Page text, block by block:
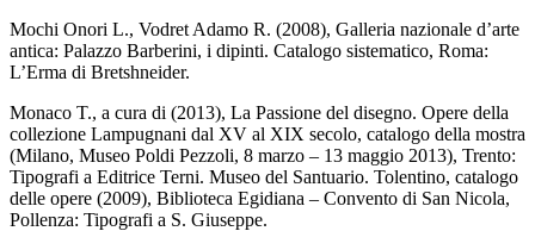
Mochi Onori L., Vodret Adamo R. (2008), Galleria nazionale d’arte
antica: Palazzo Barberini, i dipinti. Catalogo sistematico, Roma:
L’Erma di Bretshneider.
Monaco T., a cura di (2013), La Passione del disegno. Opere della
collezione Lampugnani dal XV al XIX secolo, catalogo della mostra
(Milano, Museo Poldi Pezzoli, 8 marzo – 13 maggio 2013), Trento:
Tipografi a Editrice Terni. Museo del Santuario. Tolentino, catalogo
delle opere (2009), Biblioteca Egidiana – Convento di San Nicola,
Pollenza: Tipografi a S. Giuseppe.